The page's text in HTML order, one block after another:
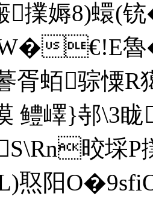
擈媷8)蠉(
€!Ε魯
胥蛨骔憟
鳢嶧}邿\3眬
晈埰
阳